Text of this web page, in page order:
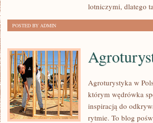
lotniczymi, dlatego
POSTED BY ADMIN
Agroturystyka w
którym wędrówka
inspiracją do
rytmie. To blog